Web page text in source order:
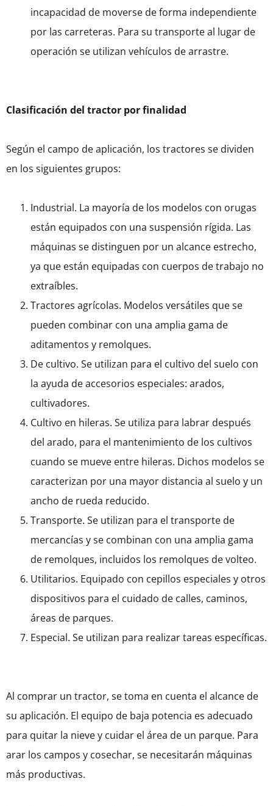
incapacidad de moverse de forma independiente
por las carreteras. Para su transporte al lugar de
operación se utilizan vehículos de arrastre.
Clasificación del tractor por finalidad
Según el campo de aplicación, los tractores se dividen
en los siguientes grupos:
Industrial. La mayoría de los modelos con orugas
están equipados con una suspensión rígida. Las
máquinas se distinguen por un alcance estrecho,
ya que están equipadas con cuerpos de trabajo no
extraíbles.
Tractores agrícolas. Modelos versátiles que se
pueden combinar con una amplia gama de
aditamentos y remolques.
De cultivo. Se utilizan para el cultivo del suelo con
la ayuda de accesorios especiales: arados,
cultivadores.
Cultivo en hileras. Se utiliza para labrar después
del arado, para el mantenimiento de los cultivos
cuando se mueve entre hileras. Dichos modelos se
caracterizan por una mayor distancia al suelo y un
ancho de rueda reducido.
Transporte. Se utilizan para el transporte de
mercancías y se combinan con una amplia gama
de remolques, incluidos los remolques de volteo.
Utilitarios. Equipado con cepillos especiales y otros
dispositivos para el cuidado de calles, caminos,
áreas de parques.
Especial. Se utilizan para realizar tareas específicas.
Al comprar un tractor, se toma en cuenta el alcance de
su aplicación. El equipo de baja potencia es adecuado
para quitar la nieve y cuidar el área de un parque. Para
arar los campos y cosechar, se necesitarán máquinas
más productivas.